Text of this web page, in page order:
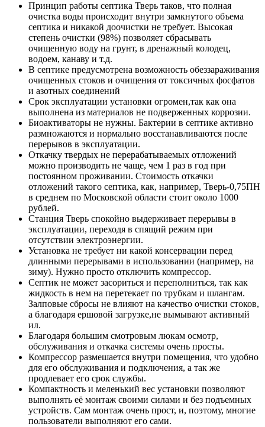
Принцип работы септика Тверь таков, что полная
очистка воды происходит внутри замкнутого объема
септика и никакой доочистки не требует. Высокая
степень очистки (98%) позволяет сбрасывать
очищенную воду на грунт, в дренажный колодец,
водоем, канаву и т.д.
В септике предусмотрена возможность обеззараживания
очищенных стоков и очищения от токсичных фосфатов
и азотных соединений
Срок эксплуатации установки огромен,так как она
выполнена из материалов не подверженных коррозии.
Биоактиваторы не нужны. Бактерии в септике активно
размножаются и нормально восстанавливаются после
перерывов в эксплуатации.
Откачку твердых не перерабатываемых отложений
можно производить не чаще, чем 1 раз в год при
постоянном проживании. Стоимость откачки
отложений такого септика, как, например, Тверь-0,75ПН
в среднем по Московской области стоит около 1000
рублей.
Станция Тверь спокойно выдерживает перерывы в
эксплуатации, переходя в спящий режим при
отсутствии электроэнергии.
Установка не требует ни какой консервации перед
длинными перерывами в использовании (например, на
зиму). Нужно просто отключить компрессор.
Септик не может засориться и переполниться, так как
жидкость в нем на перетекает по трубкам и шлангам.
Залповые сбросы не влияют на качество очистки стоков,
а благодаря ершовой загрузке,не вымывают активный
ил.
Благодаря большим смотровым люкам осмотр,
обслуживания и откачка системы очень просты.
Компрессор размешается внутри помещения, что удобно
для его обслуживания и подключения, а так же
продлевает его срок службы.
Компактность и меленький вес установки позволяют
выполнять её монтаж своими силами и без подъемных
устройств. Сам монтаж очень прост, и, поэтому, многие
пользователи выполняют его сами.